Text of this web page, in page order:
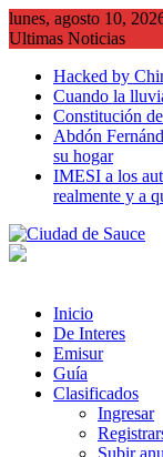
Saltar
al
lunes, agosto 10,
Ultimas Noticias
Hacked by
Cuando la
Constitución
Abdón
su hogar
IMESI a los
realmente y a
Inicio
De Interes
Emisur
Guía
Clasificados
Ingresar
Subir